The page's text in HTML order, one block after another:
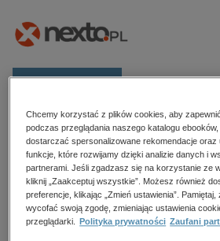
Kategorie
Zobacz wszystkie E-prasa
budownictwo, aranżacja
biznesowe, branżowe,
Strona główna Adrian Kołodziej
Adrian Kołodziej
Chcemy korzystać z plików cookies, aby
podczas przeglądania naszego katalogu
dostarczać spersonalizowane rekomendacje oraz
funkcje, które rozwijamy dzięki analizie danych i
partnerami. Jeśli zgadzasz się na korzystanie ze
kliknij „Zaakceptuj wszystkie”. Możesz również
preferencje, klikając „Zmień ustawienia”.
wycofać swoją zgodę, zmieniając ustawienia
przeglądarki.
Polityka prywatności Zaufani